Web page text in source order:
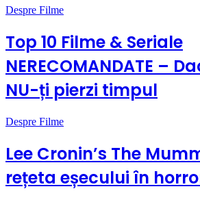
Despre Filme
Top 10 Filme & Seriale
NERECOMANDATE –
NU-ți pierzi timpul
Despre Filme
Lee Cronin’s The
rețeta eșecului în